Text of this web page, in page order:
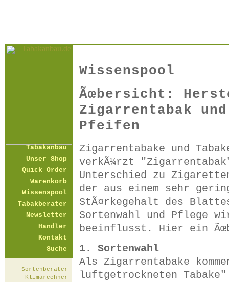
Tabakanbau
Unser Shop
Quick Order
Warenkorb
Wissenspool
Tabakberater
Newsletter
Händler
Kontakt
Suche
Sortenberater
Klimarechner
Wissenspool
Ãœbersicht:
Zigarrentabak
Pfeifen
Zigarrentabake und
verkÃ¼rzt
Unterschied zu
der aus einem sehr
StÃ¤rkegehalt des
Sortenwahl und Pflege
beeinflusst. Hier ein
1. Sortenwahl
Als Zigarrentabake
luftgetrockneten